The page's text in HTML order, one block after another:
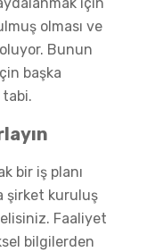
olması ve
Bunun
başka
bir iş planı
şirket kuruluş
Faaliyet
bilgilerden